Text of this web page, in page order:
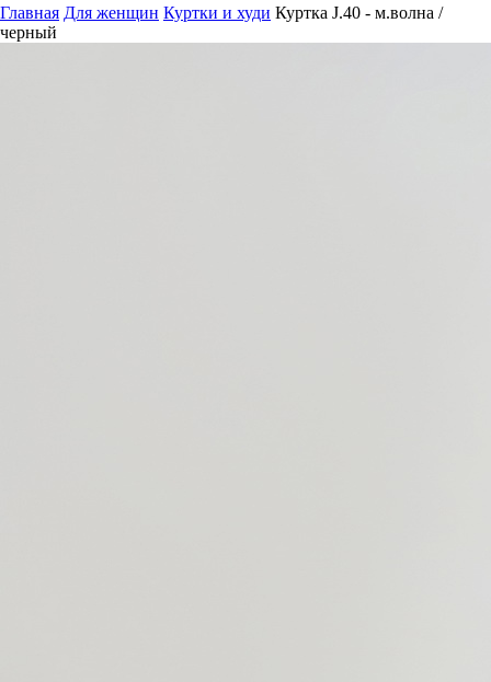
Главная Для женщин Куртки и худи Куртка J.40 - м.волна /
черный